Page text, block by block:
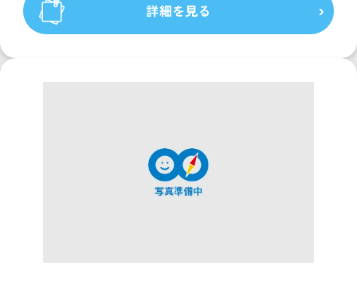
詳細を見る